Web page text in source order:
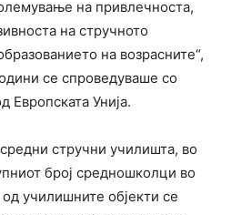
на привлечноста,
на стручното
на возрасните“,
се спроведуваше со
Европската Унија.
стручни училишта, во
број средношколци во
училишните објекти се